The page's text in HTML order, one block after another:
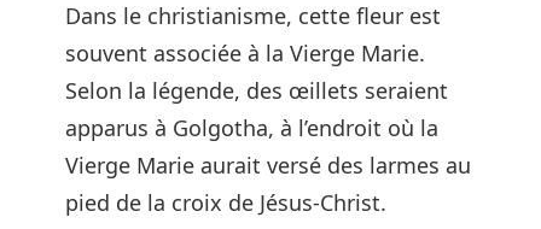
Dans le christianisme, cette fleur est
souvent associée à la Vierge Marie.
Selon la légende, des œillets seraient
apparus à Golgotha, à l’endroit où la
Vierge Marie aurait versé des larmes au
pied de la croix de Jésus-Christ.